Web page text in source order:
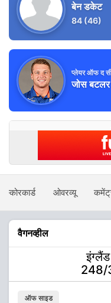
बेन डकेट
84 (46)
प्लेयर ऑफ द
जोस बटलर
स्कोरकार्ड ओवरव्यू
वैगनव्हील
इंग्लैंड
248/
ऑफ साइड